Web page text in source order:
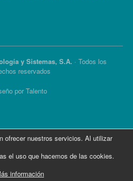
y Sistemas, S.A. · Todos los
reservados
por Talento
ofrecer nuestros servicios. Al utilizar
el uso que hacemos de las cookies.
información